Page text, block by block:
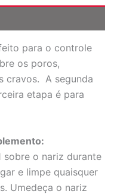
para o controle
os poros,
cravos. A segunda
etapa é para
sobre o nariz durante
e limpe quaisquer
Umedeça o nariz